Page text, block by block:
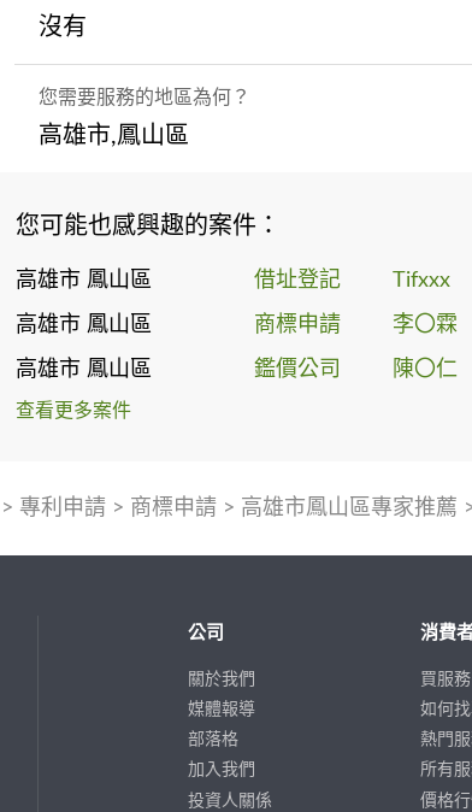
沒有
您需要服務的地區為何？
高雄市,鳳山區
您可能也感興趣的案件：
高雄市 鳳山區 借址登記 Tifxxx
高雄市 鳳山區 商標申請 李〇霖
高雄市 鳳山區 鑑價公司 陳〇仁
查看更多案件
> 專利申請> 商標申請> 高雄市鳳山區專家推薦
公司
關於我們
媒體報導
部落格
加入我們
投資人關係
消費
買服務
如何
熱門
所有
價格